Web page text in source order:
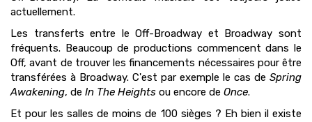
actuellement.
Les transferts entre le Off-Broadway et Broadway sont
fréquents. Beaucoup de productions commencent dans le
Off, avant de trouver les financements nécessaires pour être
transférées à Broadway. C'est par exemple le cas de Spring
Awakening, de In The Heights ou encore de Once.
Et pour les salles de moins de 100 sièges ? Eh bien il existe